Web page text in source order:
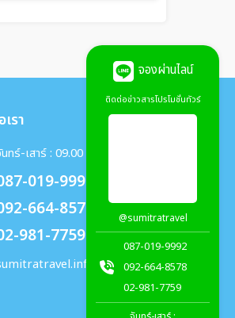
รา
ทร์-เสาร์ : 09.00 - 18.00 น.
019-9992
664-8578
981-7759
จองผ่านไลน์
ติดต่อข่าวสารโปรโมชั่นทัวร์
@sumitratravel
087-019-9992
092-664-8578
02-981-7759